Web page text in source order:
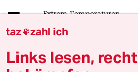
3 Extrem-Temperaturen
Wo die
Teuer, unökologisch und
taz zahl ich
Links lesen,